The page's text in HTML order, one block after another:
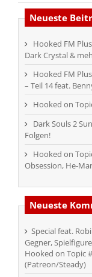
Neueste
Hooked FM
Dark Crystal &
Hooked FM
– Teil 14 feat.
Hooked on
Dark Souls 2
Folgen!
Hooked on
Obsession, He-
Neueste
Special feat.
Gegner,
Hooked on Topic
(Patreon/Steady)